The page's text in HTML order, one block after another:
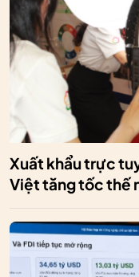
Xuất khẩu trực
Việt tăng tốc thế